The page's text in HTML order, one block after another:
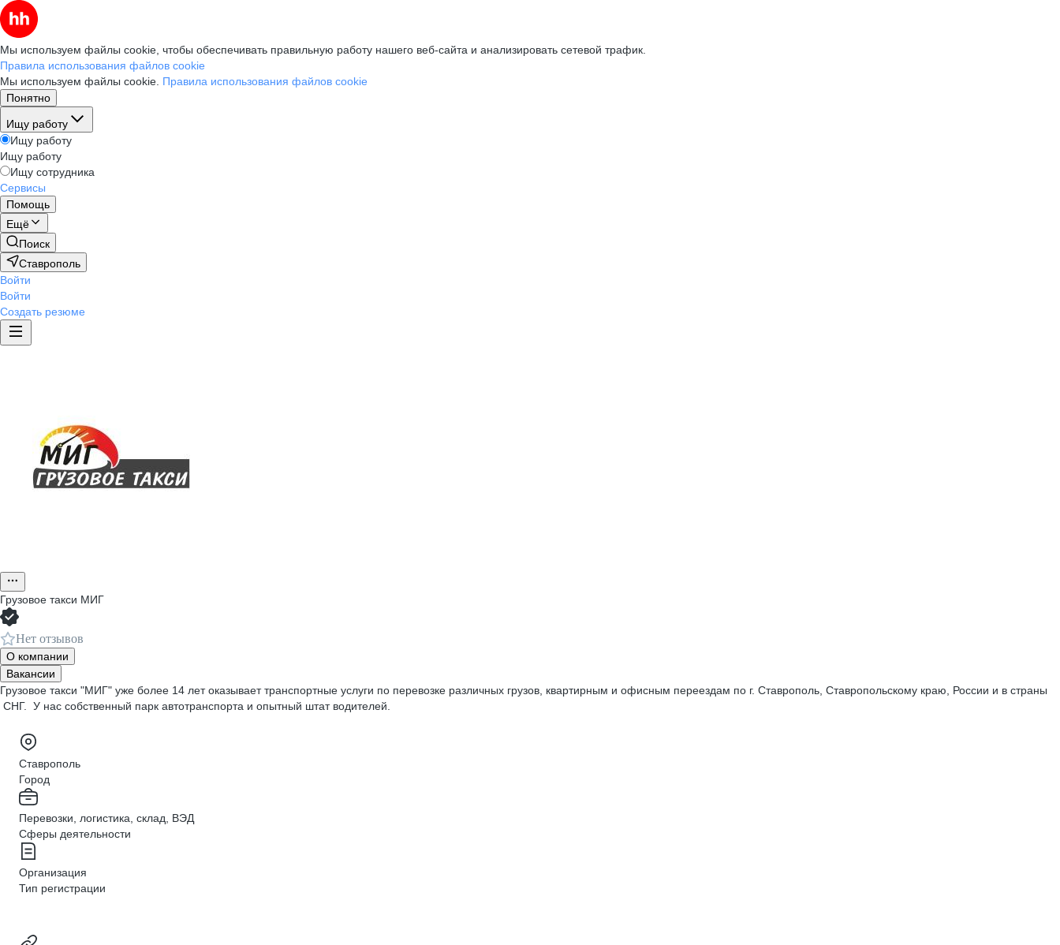
Мы используем файлы cookie, чтобы обеспечивать правильную работу нашего веб-сайта и анализировать сетевой трафик.
Правила использования файлов cookie
Мы используем файлы cookie. Правила использования файлов cookie
Понятно
Ищу работу
Ищу работу
Ищу работу
Ищу сотрудника
Сервисы
Помощь
Ещё
Поиск
Ставрополь
Войти
Войти
Создать резюме
Грузовое такси МИГ
Нет отзывов
О компании
Вакансии
Грузовое такси "МИГ" уже более 14 лет оказывает транспортные услуги по перевозке различных грузов, квартирным и офисным переездам по г. Ставрополь, Ставропольскому краю, России и в страны
СНГ. У нас собственный парк автотранспорта и опытный штат водителей.
Ставрополь
Город
Перевозки, логистика, склад, ВЭД
Сферы деятельности
Организация
Тип регистрации